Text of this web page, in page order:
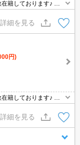
しております♪ 初
ではネットに掲載され
になる物件は全て申
詳細を見る
円)
しております♪ 初
ではネットに掲載され
になる物件は全て申
詳細を見る